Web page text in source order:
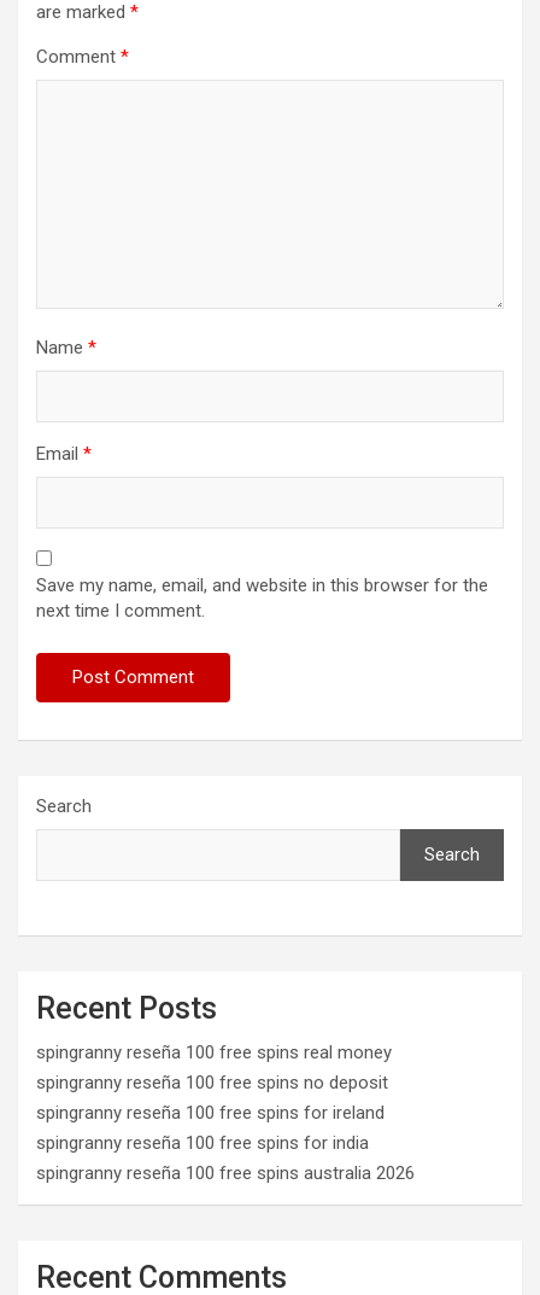
are marked *
Comment *
Name *
Email *
Save my name, email, and website in this browser for the
next time I comment.
Search
Search
Recent Posts
spingranny reseña 100 free spins real money
spingranny reseña 100 free spins no deposit
spingranny reseña 100 free spins for ireland
spingranny reseña 100 free spins for india
spingranny reseña 100 free spins australia 2026
Recent Comments